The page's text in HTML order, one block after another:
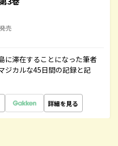
売
に滞在することになった筆者
ジカルな45日間の記録と記
詳細を見る